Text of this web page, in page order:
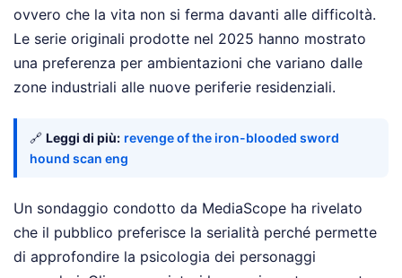
ovvero che la vita non si ferma davanti alle difficoltà.
Le serie originali prodotte nel 2025 hanno mostrato
una preferenza per ambientazioni che variano dalle
zone industriali alle nuove periferie residenziali.
🔗 Leggi di più: revenge of the iron-blooded sword
hound scan eng
Un sondaggio condotto da MediaScope ha rivelato
che il pubblico preferisce la serialità perché permette
di approfondire la psicologia dei personaggi